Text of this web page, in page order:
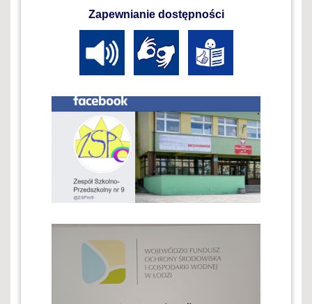
Zapewnianie dostępności